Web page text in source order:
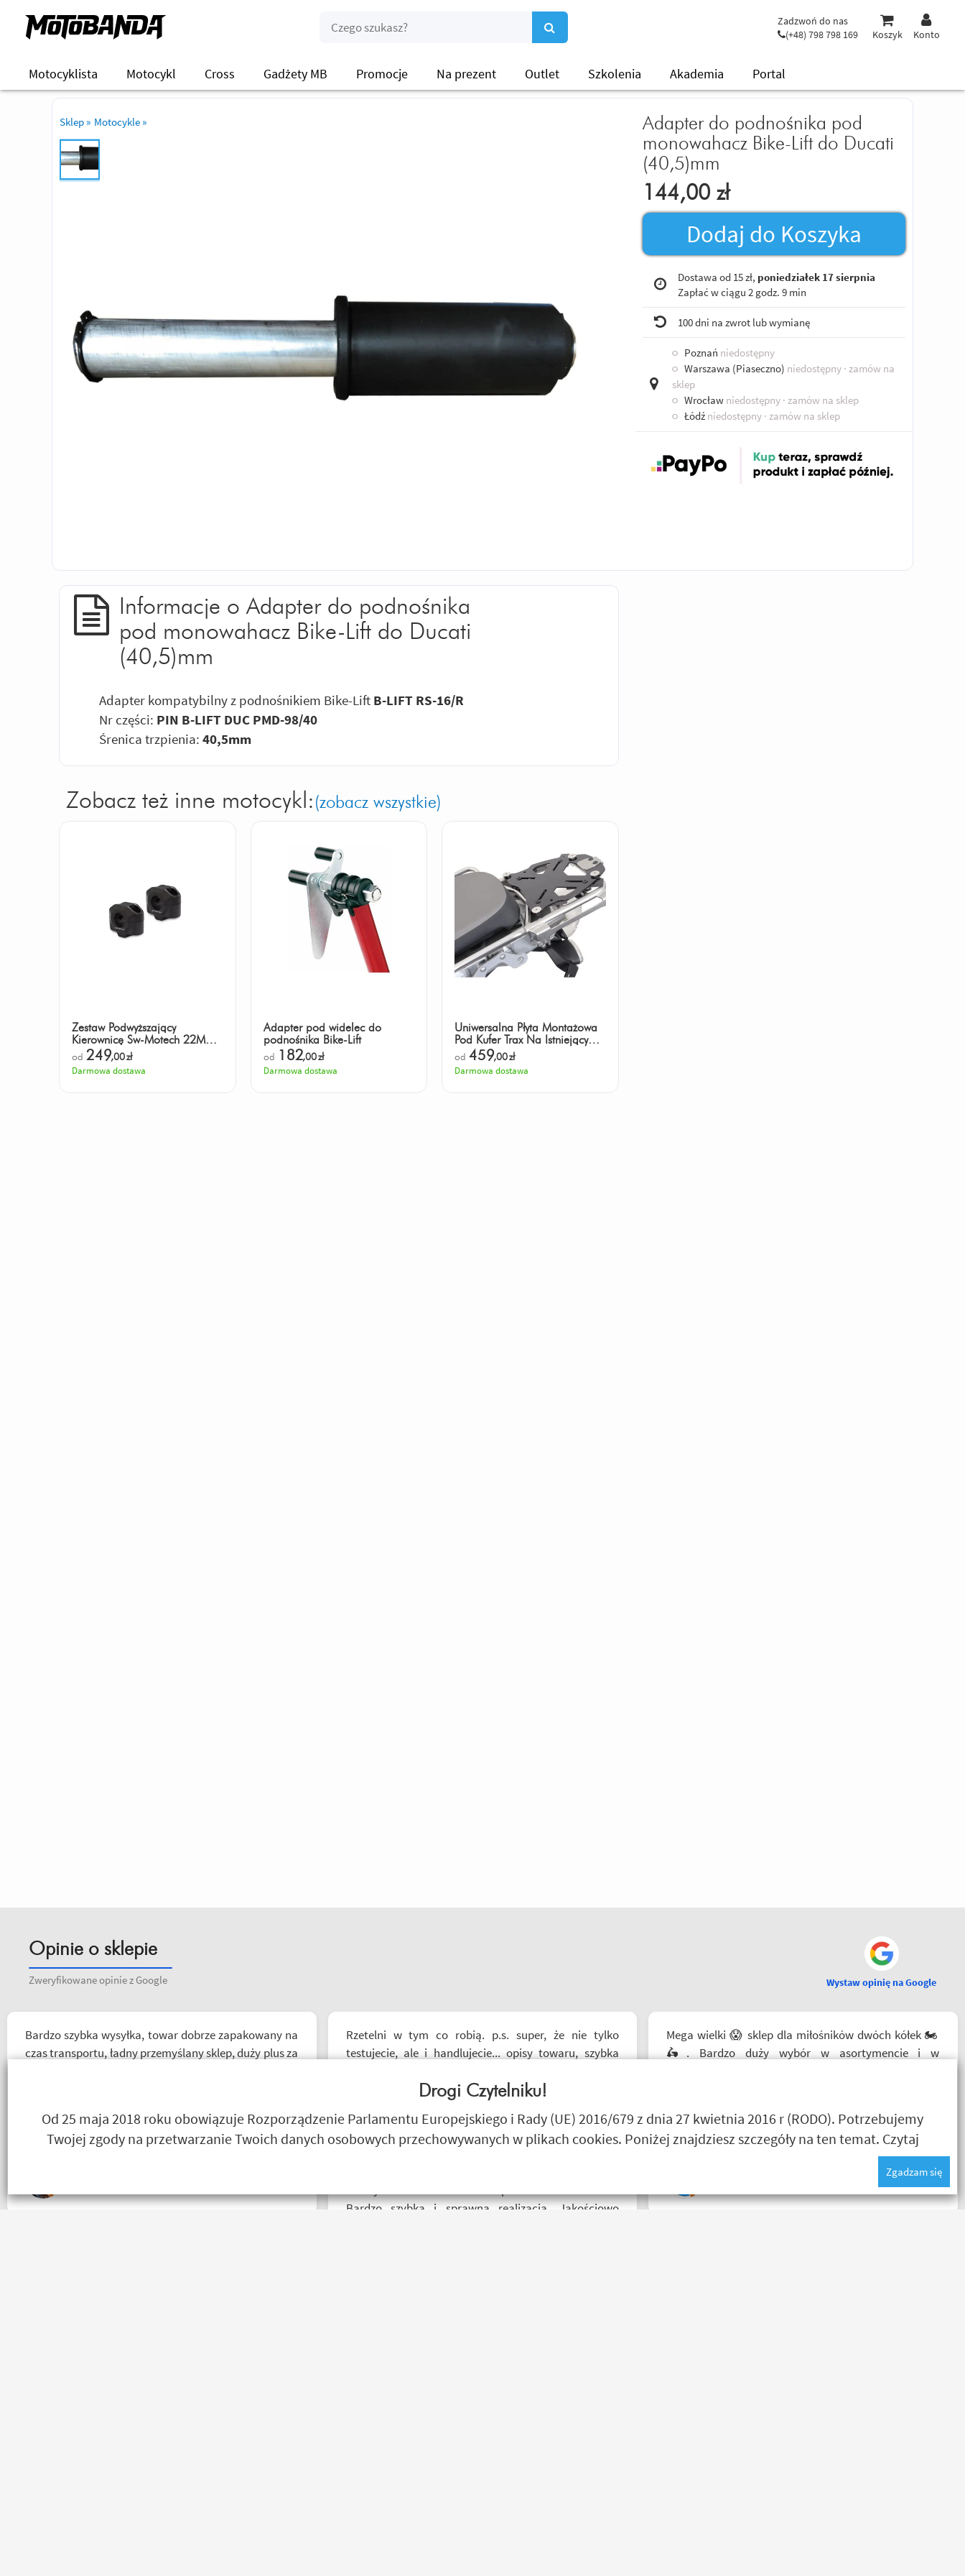
Zadzwoń do nas
(+48) 798 798 169
Koszyk Konto
Motocyklista Motocykl Cross Gadżety MB Promocje Na prezent Outlet Szkolenia Akademia Portal
Sklep » Motocykle »
Adapter do podnośnika pod
monowahacz Bike-Lift do Ducati
(40,5)mm
144,00 zł
Dodaj do Koszyka
Dostawa od 15 zł, poniedziałek 17 sierpnia
Zapłać w ciągu 2 godz. 9 min
100 dni na zwrot lub wymianę
○ Poznań niedostępny
○ Warszawa (Piaseczno) niedostępny · zamów na
sklep
○ Wrocław niedostępny · zamów na sklep
○ Łódź niedostępny · zamów na sklep
Informacje o Adapter do podnośnika
pod monowahacz Bike-Lift do Ducati
(40,5)mm
Adapter kompatybilny z podnośnikiem Bike-Lift B-LIFT RS-16/R
Nr części: PIN B-LIFT DUC PMD-98/40
Śrenica trzpienia: 40,5mm
Zobacz też inne motocykl: (zobacz wszystkie)
Zestaw Podwyższający
Kierownicę Sw-Motech 22Mm
Podwyższenie 20Mm Black
od 249,00zł
Darmowa dostawa
Adapter pod widelec do
podnośnika Bike-Lift
od 182,00zł
Darmowa dostawa
Uniwersalna Płyta Montażowa
Pod Kufer Trax Na Istniejący
Bagażnik, Sw-Motech
od 459,00zł
Darmowa dostawa
Opinie o sklepie
Zweryfikowane opinie z Google Wystaw opinię na Google
Bardzo szybka wysyłka, towar dobrze zapakowany na
czas transportu, ładny przemyślany sklep, duży plus za
ich kanale warto kupować u Motobandziorów, kolejne
zamówienie już za kilka dni
Rzetelni w tym co robią. p.s. super, że nie tylko
testujecie, ale i handlujecie... opisy towaru, szybka
wspomnę. Dzięki.
Ryszard Krysz
Bardzo szybka i sprawna realizacja. Jakościowo
Mega wielki 😱 sklep dla miłośników dwóch kółek 🏍️
🛵. Bardzo duży wybór w asortymencie i w
Buty zakupione bardzo wygode 🤗
Drogi Czytelniku!
Od 25 maja 2018 roku obowiązuje Rozporządzenie Parlamentu Europejskiego i Rady (UE) 2016/679 z dnia 27 kwietnia 2016 r (RODO). Potrzebujemy
Twojej zgody na przetwarzanie Twoich danych osobowych przechowywanych w plikach cookies. Poniżej znajdziesz szczegóły na ten temat. Czytaj
Zgadzam się